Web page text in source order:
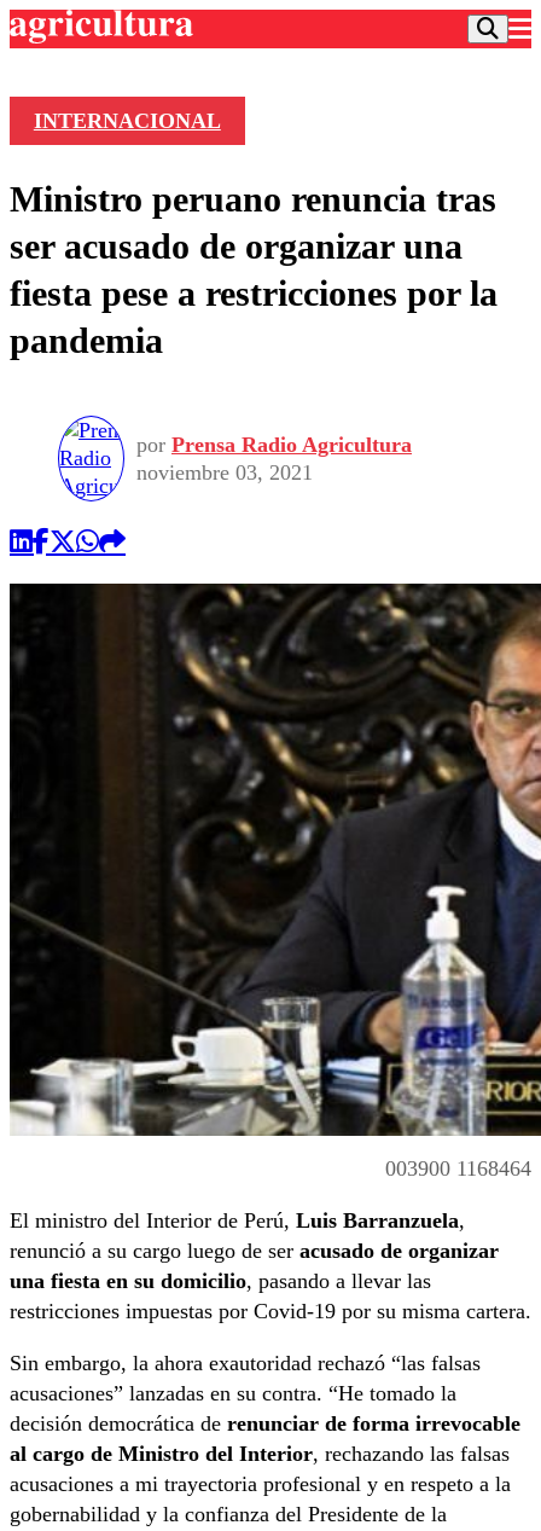
Frecuencias
Agricultura TV
Deportes
Colo Colo
Motor
Torneo Internacional
Torneo Nacional
Universidad Católica
Entretención
Noticias
Nacional
Vida Social
Programas
Comercial
INTERNACIONAL
Ministro peruano renuncia tras
ser acusado de organizar una
fiesta pese a restricciones por la
pandemia
por Prensa Radio Agricultura
noviembre 03, 2021
003900 1168464
El ministro del Interior de Perú, Luis Barranzuela,
renunció a su cargo luego de ser acusado de organizar
una fiesta en su domicilio, pasando a llevar las
restricciones impuestas por Covid-19 por su misma cartera.
Sin embargo, la ahora exautoridad rechazó “las falsas
acusaciones” lanzadas en su contra. “He tomado la
decisión democrática de renunciar de forma irrevocable
al cargo de Ministro del Interior, rechazando las falsas
acusaciones a mi trayectoria profesional y en respeto a la
gobernabilidad y la confianza del Presidente de la